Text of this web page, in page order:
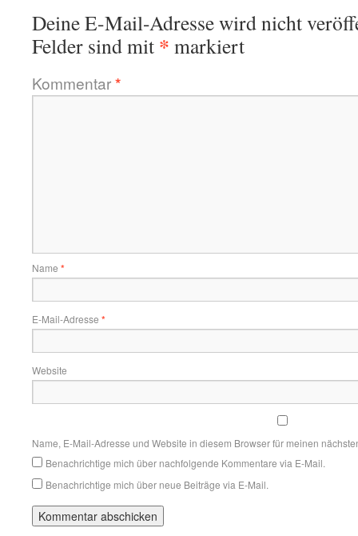
Deine E-Mail-Adresse wird nicht
Felder sind mit * markiert
Kommentar*
Name *
E-Mail-Adresse *
Website
Name, E-Mail-Adresse und Website in diesem Browser für meinen
Benachrichtige mich über nachfolgende Kommentare via E-Mail.
Benachrichtige mich über neue Beiträge via E-Mail.